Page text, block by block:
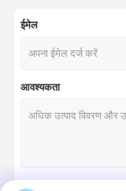
ऐक्रेलिक ट्रिमिंग मशीन
ऐक्रेलिक चम्फरिंग मशीन
ईमेल
आवश्यकता